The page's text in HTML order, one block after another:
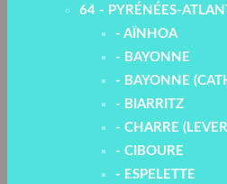
64 - PYRÉNÉES-
- AÏNHOA
- BAYONNE
- BAYONNE
- BIARRITZ
- CHARRE
- CIBOURE
- ESPELETTE